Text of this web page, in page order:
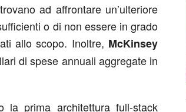
ad affrontare un’ulteriore
o di non essere in grado
allo scopo. Inoltre, McKinsey
di spese annuali aggregate in
la prima architettura full-stack